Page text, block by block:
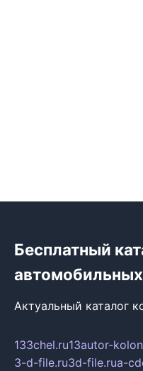
Бесплатный
Актуальный каталог
133chel.ru13autor-
3-d-file.ru3d-file.rua-